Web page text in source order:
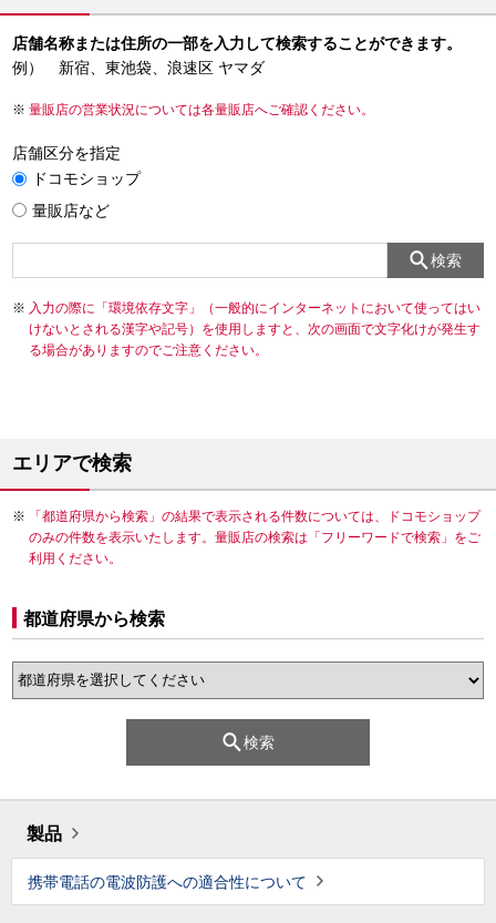
店舗名称または住所の一部を入力して検索することができます。
例） 新宿、東池袋、浪速区 ヤマダ
量販店の営業状況については各量販店へご確認ください。
店舗区分を指定
ドコモショップ
量販店など
検索
入力の際に「環境依存文字」（一般的にインターネットにおいて使ってはい
けないとされる漢字や記号）を使用しますと、次の画面で文字化けが発生す
る場合がありますのでご注意ください。
エリアで検索
「都道府県から検索」の結果で表示される件数については、ドコモショップ
のみの件数を表示いたします。量販店の検索は「フリーワードで検索」をご
利用ください。
都道府県から検索
検索
製品
携帯電話の電波防護への適合性について